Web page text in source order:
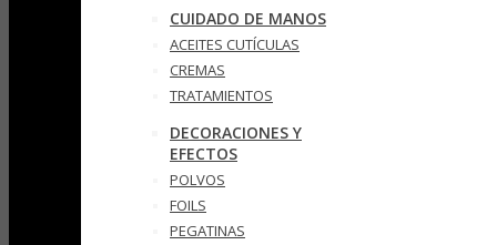
CUIDADO DE MANOS
ACEITES CUTÍCULAS
CREMAS
TRATAMIENTOS
DECORACIONES Y
EFECTOS
POLVOS
FOILS
PEGATINAS